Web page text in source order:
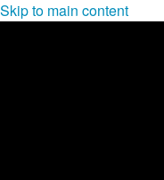
Skip to main content